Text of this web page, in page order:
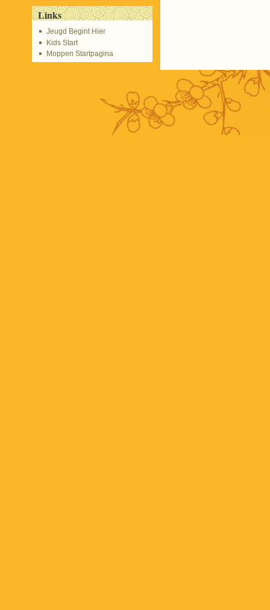
Links
Jeugd Begint Hier
Kids Start
Moppen Startpagina